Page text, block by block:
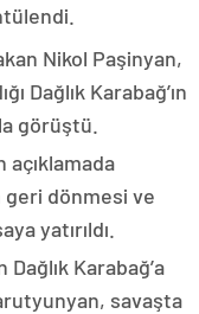
Nikol Paşinyan,
Dağlık Karabağ’ın
görüştü.
açıklamada
geri dönmesi ve
yatırıldı.
Karabağ’a
savaşta